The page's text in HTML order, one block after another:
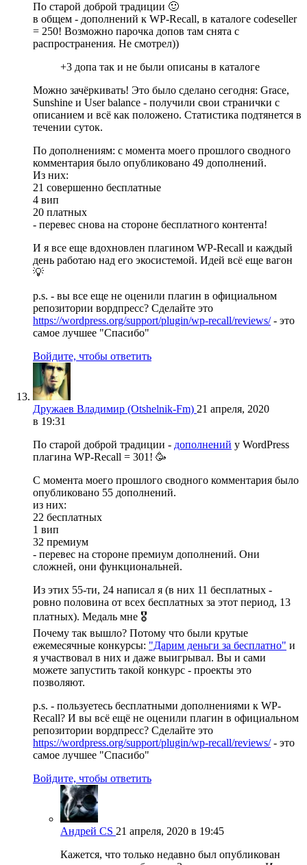
По старой доброй традиции 🙂
в общем - дополнений к WP-Recall, в каталоге codeseller
= 250! Возможно парочка допов там снята с
распространения. Не смотрел))
+3 допа так и не были описаны в каталоге
Можно зачёркивать! Это было сделано сегодня: Grace,
Sunshine и User balance - получили свои странички с
описанием и всё как положено. Статистика подтянется в
течении суток.
По дополнениям: с момента моего прошлого сводного
комментария было опубликовано 49 дополнений.
Из них:
21 совершенно бесплатные
4 вип
20 платных
- перевес снова на стороне бесплатного контента!
И я все еще вдохновлен плагином WP-Recall и каждый
день работаю над его экосистемой. Идей всё еще вагон
💡
p.s. - вы все еще не оценили плагин в официальном
репозитории вордпресс? Сделайте это
https://wordpress.org/support/plugin/wp-recall/reviews/- это
самое лучшее "Спасибо"
Войдите, чтобы ответить
Дружаев Владимир (Otshelnik-Fm) 21 апреля, 2020
в 19:31
По старой доброй традиции - дополнений у WordPress
плагина WP-Recall = 301! 🥳
С момента моего прошлого сводного комментария было
опубликовано 55 дополнений.
из них:
22 бесплатных
1 вип
32 премиум
- перевес на стороне премиум дополнений. Они
сложней, они функциональней.
Из этих 55-ти, 24 написал я (в них 11 бесплатных -
ровно половина от всех бесплатных за этот период, 13
платных). Медаль мне 🎖
Почему так вышло? Потому что были крутые
ежемесячные конкурсы: "Дарим деньги за бесплатно" и
я участвовал в них и даже выигрывал. Вы и сами
можете запустить такой конкурс - проекты это
позволяют.
p.s. - пользуетесь бесплатными дополнениями к WP-
Recall? И вы всё ещё не оценили плагин в официальном
репозитории вордпресс? Сделайте это
https://wordpress.org/support/plugin/wp-recall/reviews/- это
самое лучшее "Спасибо"
Войдите, чтобы ответить
Андрей CS 21 апреля, 2020 в 19:45
Кажется, что только недавно был опубликован